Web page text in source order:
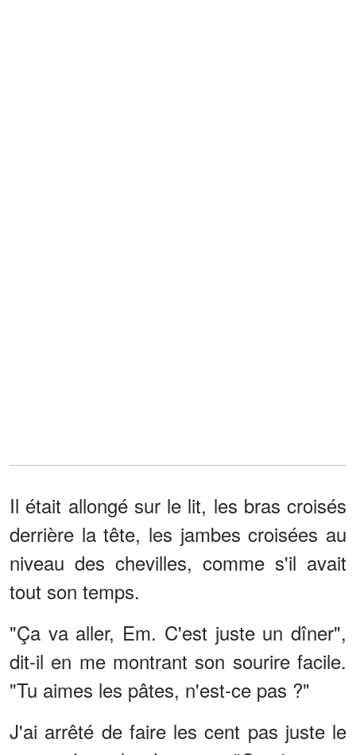
Il était allongé sur le lit, les bras croisés
derrière la tête, les jambes croisées au
niveau des chevilles, comme s'il avait
tout son temps.
"Ça va aller, Em. C'est juste un dîner",
dit-il en me montrant son sourire facile.
"Tu aimes les pâtes, n'est-ce pas ?"
J'ai arrêté de faire les cent pas juste le